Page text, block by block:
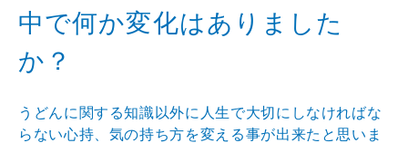
中で何か変化はありました
か？
うどんに関する知識以外に人生で大切にしなければな
らない心持、気の持ち方を変える事が出来たと思いま